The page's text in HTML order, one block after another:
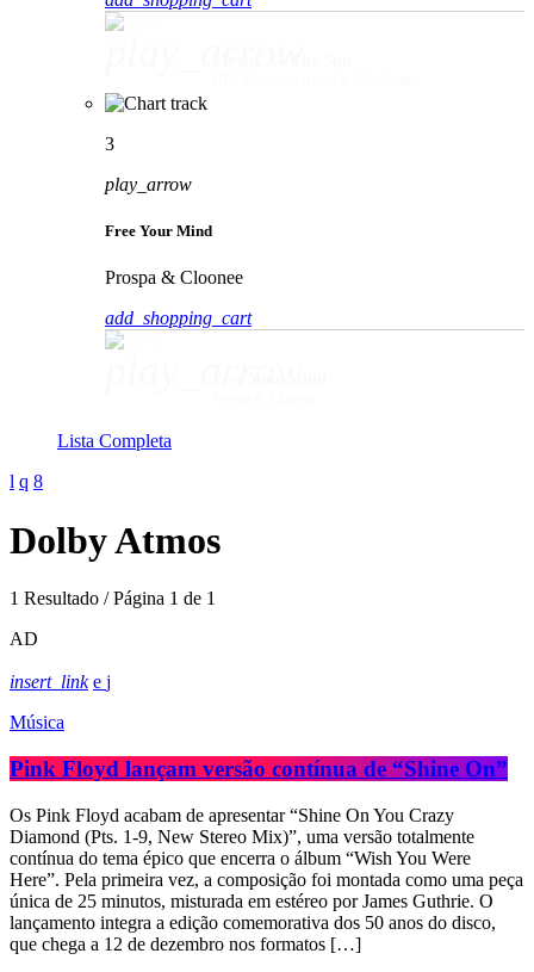
3
play_arrow
Free Your Mind
Prospa & Cloonee
add_shopping_cart
Lista Completa
Dolby Atmos
1 Resultado / Página 1 de 1
AD
insert_link
Música
Pink Floyd lançam versão contínua de “Shine On”
Os Pink Floyd acabam de apresentar “Shine On You Crazy
Diamond (Pts. 1-9, New Stereo Mix)”, uma versão totalmente
contínua do tema épico que encerra o álbum “Wish You Were
Here”. Pela primeira vez, a composição foi montada como uma peça
única de 25 minutos, misturada em estéreo por James Guthrie. O
lançamento integra a edição comemorativa dos 50 anos do disco,
que chega a 12 de dezembro nos formatos […]